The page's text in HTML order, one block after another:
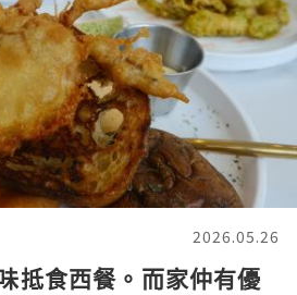
2026.05.26
抵食西餐。而家仲有優